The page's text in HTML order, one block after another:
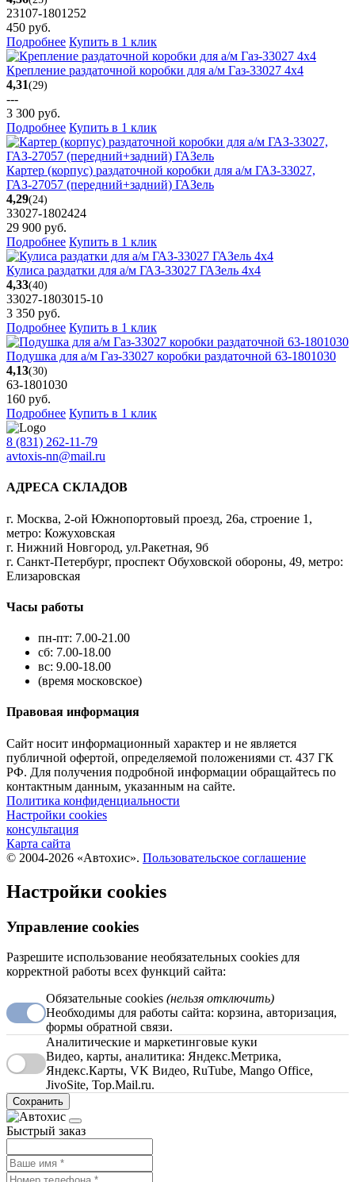
23107-1801252
450 руб.
Подробнее Купить в 1 клик
Крепление раздаточной коробки для а/м Газ-33027 4х4
4,31(29)
---
3 300 руб.
Подробнее Купить в 1 клик
Картер (корпус) раздаточной коробки для а/м ГАЗ-33027,
ГАЗ-27057 (передний+задний) ГАЗель
4,29(24)
33027-1802424
29 900 руб.
Подробнее Купить в 1 клик
Кулиса раздатки для а/м ГАЗ-33027 ГАЗель 4х4
4,33(40)
33027-1803015-10
3 350 руб.
Подробнее Купить в 1 клик
Подушка для а/м Газ-33027 коробки раздаточной 63-1801030
4,13(30)
63-1801030
160 руб.
Подробнее Купить в 1 клик
8 (831) 262-11-79
avtoxis-nn@mail.ru
АДРЕСА СКЛАДОВ
г. Москва, 2-ой Южнопортовый проезд, 26а, строение 1,
метро: Кожуховская
г. Нижний Новгород, ул.Ракетная, 9б
г. Санкт-Петербург, проспект Обуховской обороны, 49, метро:
Елизаровская
Часы работы
пн-пт: 7.00-21.00
сб: 7.00-18.00
вс: 9.00-18.00
(время московское)
Правовая информация
Сайт носит информационный характер и не является
публичной офертой, определяемой положениями ст. 437 ГК
РФ. Для получения подробной информации обращайтесь по
контактным данным, указанным на сайте.
Политика конфиденциальности
Настройки cookies
консультация
Карта сайта
© 2004-2026 «Автохис». Пользовательское соглашение
Настройки cookies
Управление cookies
Разрешите использование необязательных cookies для
корректной работы всех функций сайта:
Обязательные cookies (нельзя отключить)
Необходимы для работы сайта: корзина, авторизация,
формы обратной связи.
Аналитические и маркетинговые куки
Видео, карты, аналитика: Яндекс.Метрика,
Яндекс.Карты, VK Видео, RuTube, Mango Office,
JivoSite, Top.Mail.ru.
Сохранить
Быстрый заказ